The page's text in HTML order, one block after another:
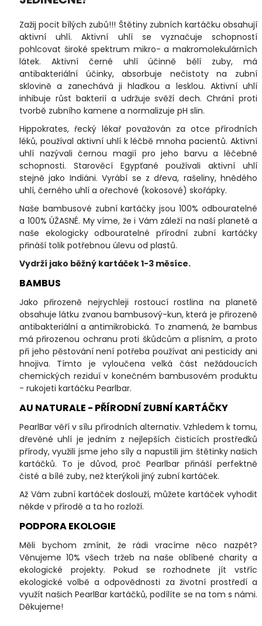
Zažij pocit bílých zubů!!! Štětiny zubních kartáčku obsahují
aktivní uhlí. Aktivní uhlí se vyznačuje schopností
pohlcovat široké spektrum mikro- a makromolekulárních
látek. Aktivní černé uhlí účinně bělí zuby, má
antibakteriální účinky, absorbuje nečistoty na zubní
sklovině a zanechává ji hladkou a lesklou. Aktivní uhlí
inhibuje růst bakterií a udržuje svěží dech. Chrání proti
tvorbě zubního kamene a normalizuje pH slin.
Hippokrates, řecký lékař považován za otce přírodních
léků, používal aktivní uhlí k léčbě mnoha pacientů. Aktivní
uhlí nazývali černou magií pro jeho barvu a léčebné
schopnosti. Starověcí Egypťané používali aktivní uhlí
stejně jako Indiáni. Vyrábí se z dřeva, rašeliny, hnědého
uhlí, černého uhlí a ořechové (kokosové) skořápky.
Naše bambusové zubní kartáčky jsou 100% odbouratelné
a 100% ÚŽASNÉ. My víme, že i Vám záleží na naší planetě a
naše ekologicky odbouratelné přírodní zubní kartáčky
přináší tolik potřebnou úlevu od plastů.
Vydrží jako běžný kartáček 1-3 měsíce.
BAMBUS
Jako přirozeně nejrychleji rostoucí rostlina na planetě
obsahuje látku zvanou bambusový-kun, která je přirozeně
antibakteriální a antimikrobická. To znamená, že bambus
má přirozenou ochranu proti škůdcům a plísním, a proto
při jeho pěstování není potřeba používat ani pesticidy ani
hnojiva. Tímto je vyloučena velká část nežádoucích
chemických reziduí v konečném bambusovém produktu
- rukojeti kartáčku Pearlbar.
AU NATURALE - PŘÍRODNÍ ZUBNÍ KARTÁČKY
PearlBar věří v sílu přírodních alternativ. Vzhledem k tomu,
dřevěné uhlí je jedním z nejlepších čisticích prostředků
přírody, využili jsme jeho síly a napustili jim štětinky našich
kartáčků. To je důvod, proč Pearlbar přináší perfektně
čisté a bílé zuby, než kterýkoli jiný zubní kartáček.
Až Vám zubní kartáček doslouží, můžete kartáček vyhodit
někde v přírodě a ta ho rozloží.
PODPORA EKOLOGIE
Měli bychom zmínit, že rádi vracíme něco nazpět?
Věnujeme 10% všech tržeb na naše oblíbené charity a
ekologické projekty. Pokud se rozhodnete jít vstříc
ekologické volbě a odpovědnosti za životní prostředí a
využít našich PearlBar kartáčků, podílíte se na tom s námi.
Děkujeme!